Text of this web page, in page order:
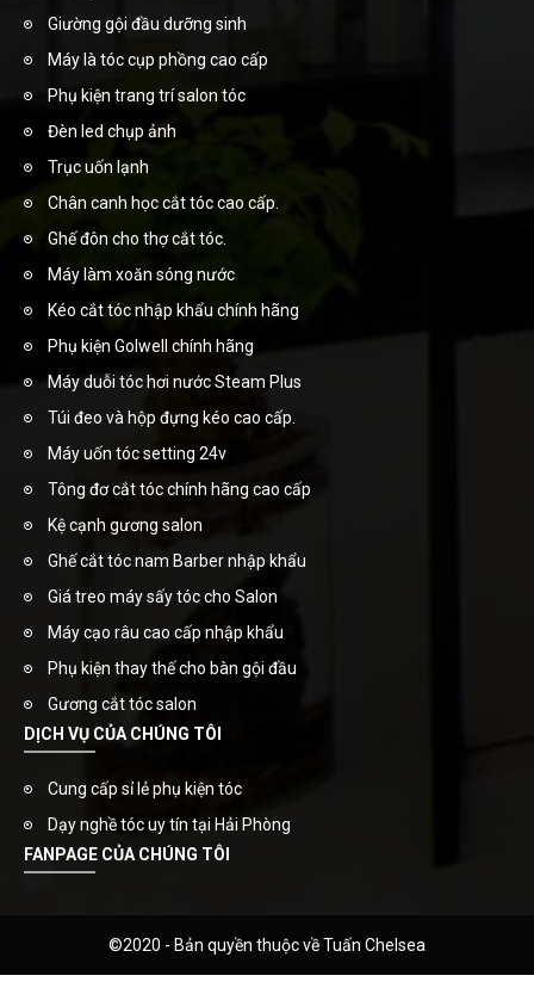
Giường gội đầu dưỡng sinh
Máy là tóc cụp phồng cao cấp
Phụ kiện trang trí salon tóc
Đèn led chụp ảnh
Trục uốn lạnh
Chân canh học cắt tóc cao cấp.
Ghế đôn cho thợ cắt tóc.
Máy làm xoăn sóng nước
Kéo cắt tóc nhập khẩu chính hãng
Phụ kiện Golwell chính hãng
Máy duỗi tóc hơi nước Steam Plus
Túi đeo và hộp đựng kéo cao cấp.
Máy uốn tóc setting 24v
Tông đơ cắt tóc chính hãng cao cấp
Kệ cạnh gương salon
Ghế cắt tóc nam Barber nhập khẩu
Giá treo máy sấy tóc cho Salon
Máy cạo râu cao cấp nhập khẩu
Phụ kiện thay thế cho bàn gội đầu
Gương cắt tóc salon
DỊCH VỤ CỦA CHÚNG TÔI
Cung cấp sỉ lẻ phụ kiện tóc
Dạy nghề tóc uy tín tại Hải Phòng
FANPAGE CỦA CHÚNG TÔI
©2020 - Bản quyền thuộc về Tuấn Chelsea